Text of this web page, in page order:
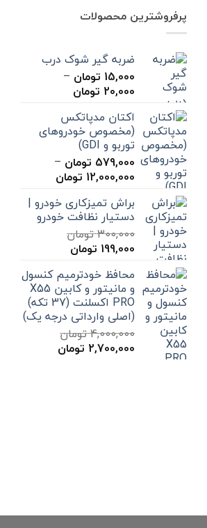
4,900,000 تومان
4,900,000 تومان
4,900,000 تومان
پرفروشترین محصولات
ضربه گیر شوک درب
15,000 تومان –
20,000 تومان
تا
اکتان مدپاتکس
(مخصوص خودروهای
توربو و GDI)
579,000 تومان –
12,000,000 تومان
تا
براش تمیزکاری خودرو |
دستیار نظافت خودرو
300,000تومان
قیمت
300,000 تومان
بود.
199,000 تومان
199,000 تومان
است.
محافظ خودترمیم کنسول
و مانیتور و کابین X55
PRO اکسلنت (37 تکه)
(اصلی وارداتی درجه یک)
4,000,000تومان
قیمت
2,700,000 تومان